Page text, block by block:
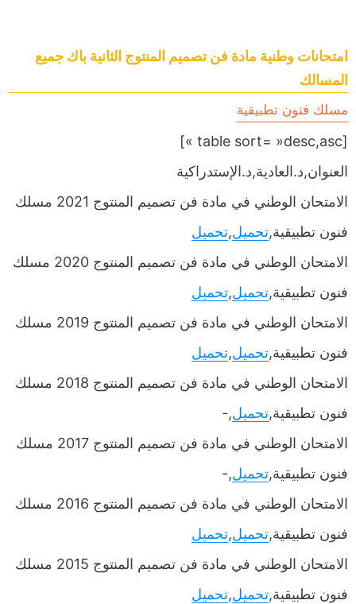
امتحانات وطنية مادة فن تصميم المنتوج الثانية باك جميع
المسالك
مسلك فنون تطبيقية
[table sort= »desc,asc »]
العنوان,د.العادية,د.الإستدراكية
الامتحان الوطني في مادة فن تصميم المنتوج 2021 مسلك
فنون تطبيقية,تحميل,تحميل
الامتحان الوطني في مادة فن تصميم المنتوج 2020 مسلك
فنون تطبيقية,تحميل,تحميل
الامتحان الوطني في مادة فن تصميم المنتوج 2019 مسلك
فنون تطبيقية,تحميل,تحميل
الامتحان الوطني في مادة فن تصميم المنتوج 2018 مسلك
فنون تطبيقية,تحميل,-
الامتحان الوطني في مادة فن تصميم المنتوج 2017 مسلك
فنون تطبيقية,تحميل,-
الامتحان الوطني في مادة فن تصميم المنتوج 2016 مسلك
فنون تطبيقية,تحميل,تحميل
الامتحان الوطني في مادة فن تصميم المنتوج 2015 مسلك
فنون تطبيقية,تحميل,تحميل